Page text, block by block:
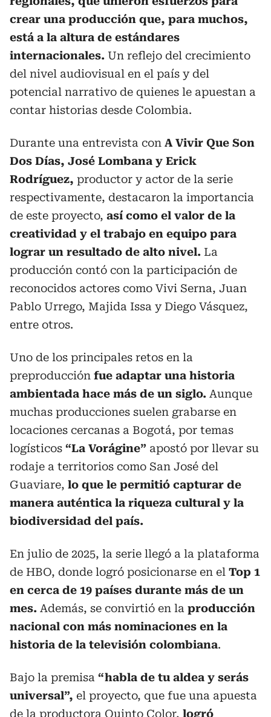
crear una producción que, para muchos,
está a la altura de estándares
internacionales. Un reflejo del crecimiento
del nivel audiovisual en el país y del
potencial narrativo de quienes le apuestan a
contar historias desde Colombia.
Durante una entrevista con A Vivir Que Son
Dos Días, José Lombana y Erick
Rodríguez, productor y actor de la serie
respectivamente, destacaron la importancia
de este proyecto, así como el valor de la
creatividad y el trabajo en equipo para
lograr un resultado de alto nivel. La
producción contó con la participación de
reconocidos actores como Vivi Serna, Juan
Pablo Urrego, Majida Issa y Diego Vásquez,
entre otros.
Uno de los principales retos en la
preproducción fue adaptar una historia
ambientada hace más de un siglo. Aunque
muchas producciones suelen grabarse en
locaciones cercanas a Bogotá, por temas
logísticos “La Vorágine” apostó por llevar su
rodaje a territorios como San José del
Guaviare, lo que le permitió capturar de
manera auténtica la riqueza cultural y la
biodiversidad del país.
En julio de 2025, la serie llegó a la plataforma
de HBO, donde logró posicionarse en el Top 1
en cerca de 19 países durante más de un
mes. Además, se convirtió en la producción
nacional con más nominaciones en la
historia de la televisión colombiana.
Bajo la premisa “habla de tu aldea y serás
universal”, el proyecto, que fue una apuesta
de la productora Quinto Color, logró